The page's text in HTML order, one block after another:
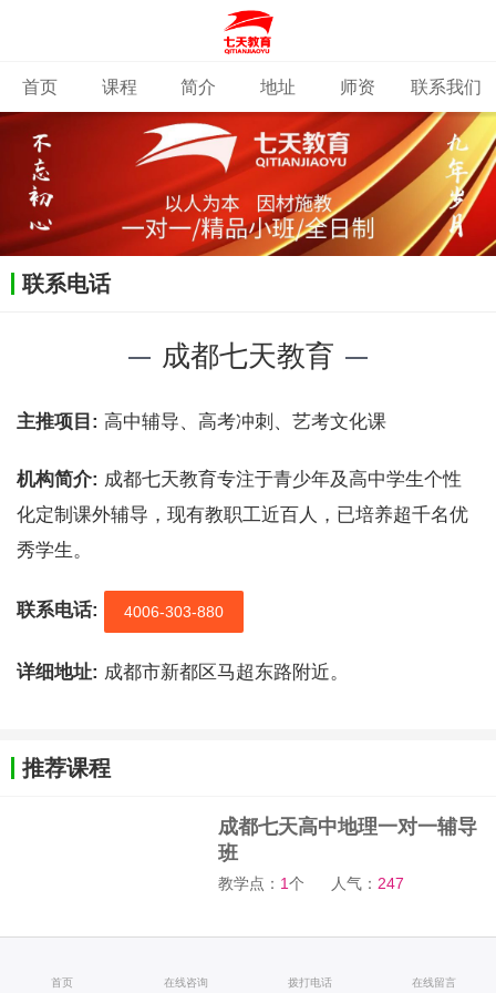
首页 课程 简介 地址 师资 联系我们
联系电话
成都七天教育
主推项目: 高中辅导、高考冲刺、艺考文化课
机构简介: 成都七天教育专注于青少年及高中学生个性
化定制课外辅导，现有教职工近百人，已培养超千名优
秀学生。
联系电话: 4006-303-880
详细地址: 成都市新都区马超东路附近。
推荐课程
成都七天高中地理一对一辅导
班
教学点： 1个 人气： 247
成都七天艺体文化课冲刺全日
首页 在线咨询 拨打电话 在线留言